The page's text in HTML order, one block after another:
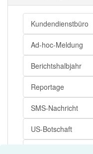
Kundendienstbüro
Ad-hoc-Meldung
Berichtshalbjahr
Reportage
SMS-Nachricht
US-Botschaft